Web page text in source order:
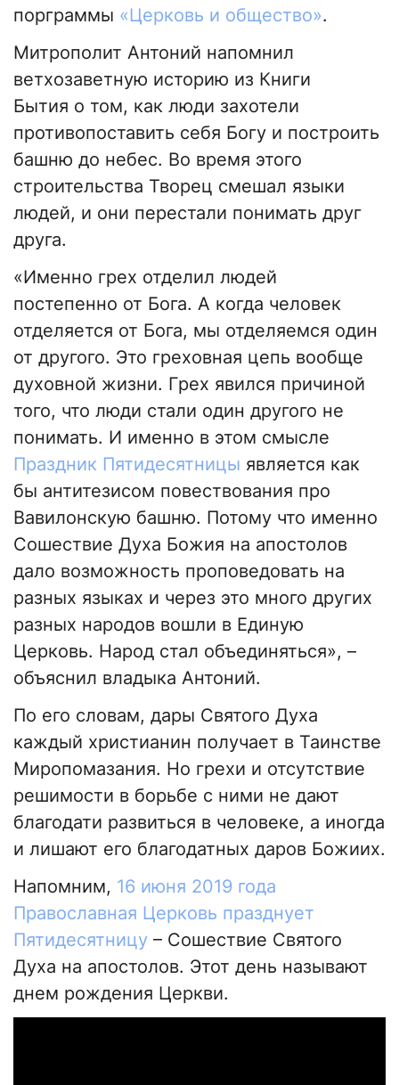
порграммы «Церковь и общество».
Митрополит Антоний напомнил
ветхозаветную историю из Книги
Бытия о том, как люди захотели
противопоставить себя Богу и построить
башню до небес. Во время этого
строительства Творец смешал языки
людей, и они перестали понимать друг
друга.
«Именно грех отделил людей
постепенно от Бога. А когда человек
отделяется от Бога, мы отделяемся один
от другого. Это греховная цепь вообще
духовной жизни. Грех явился причиной
того, что люди стали один другого не
понимать. И именно в этом смысле
Праздник Пятидесятницы является как
бы антитезисом повествования про
Вавилонскую башню. Потому что именно
Сошествие Духа Божия на апостолов
дало возможность проповедовать на
разных языках и через это много других
разных народов вошли в Единую
Церковь. Народ стал объединяться», –
объяснил владыка Антоний.
По его словам, дары Святого Духа
каждый христианин получает в Таинстве
Миропомазания. Но грехи и отсутствие
решимости в борьбе с ними не дают
благодати развиться в человеке, а иногда
и лишают его благодатных даров Божиих.
Напомним, 16 июня 2019 года
Православная Церковь празднует
Пятидесятницу – Сошествие Святого
Духа на апостолов. Этот день называют
днем рождения Церкви.